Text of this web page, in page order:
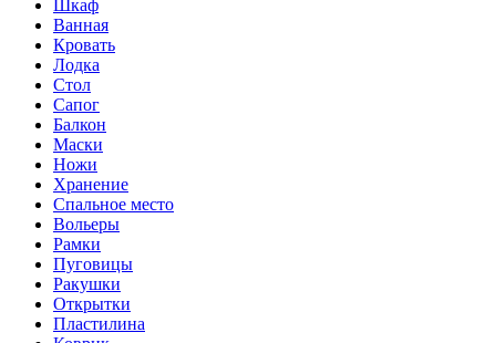
Шкаф
Ванная
Кровать
Лодка
Стол
Сапог
Балкон
Маски
Ножи
Хранение
Спальное место
Вольеры
Рамки
Пуговицы
Ракушки
Открытки
Пластилина